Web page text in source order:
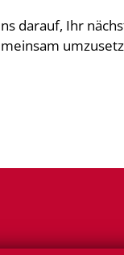
darauf, Ihr